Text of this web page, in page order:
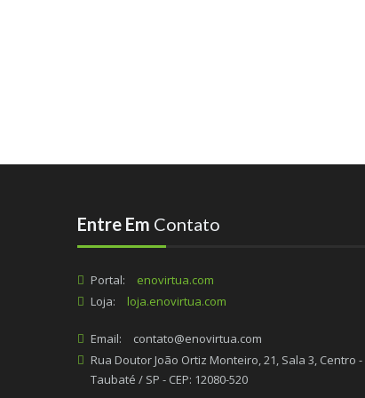
Entre Em Contato
Portal:
enovirtua.com
Loja:
loja.enovirtua.com
Email:
contato@enovirtua.com
Rua Doutor João Ortiz Monteiro, 21, Sala 3, Centro -
Taubaté / SP - CEP: 12080-520